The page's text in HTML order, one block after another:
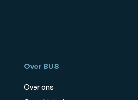
Over BUS
Over ons